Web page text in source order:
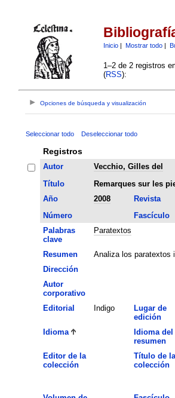
Inicio| Mostrar todo|
1–2 de 2 registros
(RSS):
Opciones de búsqueda y visualización
Seleccionar todo Deseleccionar todo
Registros
Autor
Vecchio, Gilles del
Título
Remarques sur les
Año
2008 Revista
Número
Fascículo
Palabras
clave
Paratextos
Resumen
Analiza los paratextos
Dirección
Autor
corporativo
Editorial
Indigo
Lugar de
edición
Idioma
Idioma del
resumen
Editor de la
colección
Título de la
colección